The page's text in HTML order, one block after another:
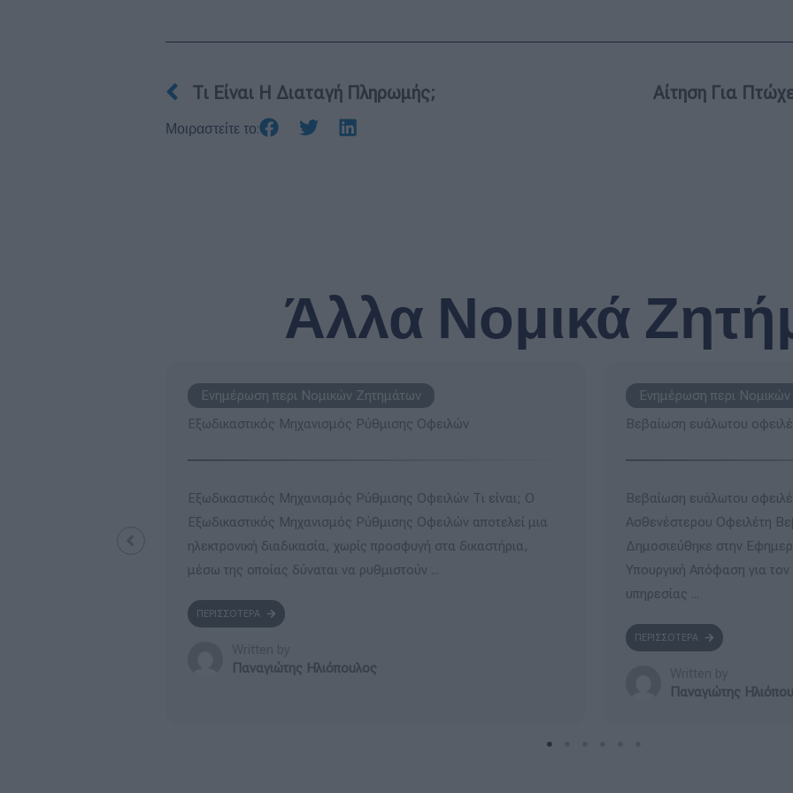
Prev
Τι Είναι Η Διαταγή Πληρωμής; Αίτηση Για
Μοιραστείτε το:
Άλλα Νομικά
Ενημέρωση περι Νομικών Ζητημάτων
Βεβαίωση ευάλωτου οφειλέτη
Βεβαίωση ευάλωτου οφειλέτη &Βεβαίωση Οικονομικά
Ασθενέστερου Οφειλέτη Βεβαίωση ευάλωτου οφειλέτη
Δημοσιεύθηκε στην Εφημερίδα της Κυβερνήσεως η Κοινή
Υπουργική Απόφαση για τον καθορισμό της αρμόδιας
Written by
Ενημέρωση περι
Πτωχευτικός νόμος για
Πτωχευτικός νόμος για
Δικαίωμα κατάθεσης
Επιχειρήσεις με οφειλές σε
Μη Εξυπηρετούμενων
Written by